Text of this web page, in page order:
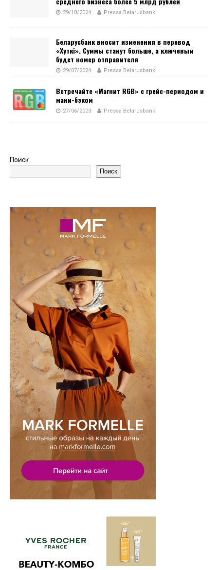
29/10/2024 Pressa Belarusbank
Беларусбанк вносит изменения в перевод
«Хуткi». Суммы станут больше, а ключевым
будет номер отправителя
29/07/2024 Pressa Belarusbank
Встречайте «Магнит RGB» с грейс-периодом и
мани-бэком
27/06/2023 Pressa Belarusbank
Поиск
Поиск